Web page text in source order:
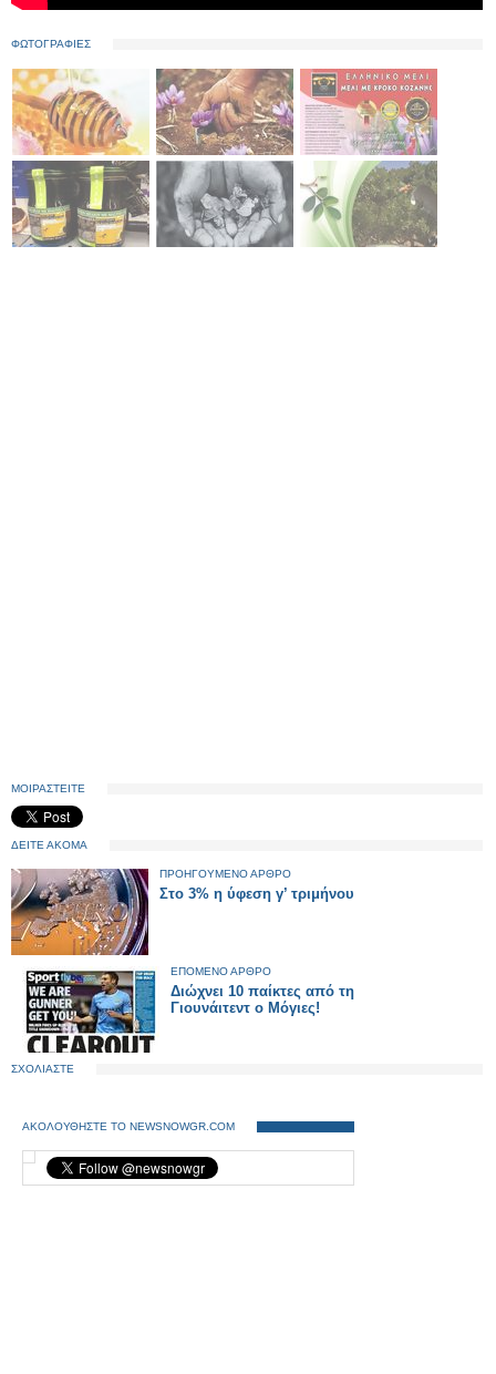
ΦΩΤΟΓΡΑΦΙΕΣ
ΜΟΙΡΑΣΤΕΙΤΕ
ΔΕΙΤΕ ΑΚΟΜΑ
ΠΡΟΗΓΟΥΜΕΝΟ ΑΡΘΡΟ
Στο 3% η ύφεση γ’ τριμήνου
ΕΠΟΜΕΝΟ ΑΡΘΡΟ
Διώχνει 10 παίκτες από τη
Γιουνάιτεντ ο Μόγιες!
ΣΧΟΛΙΑΣΤΕ
ΑΚΟΛΟΥΘΗΣΤΕ ΤΟ NEWSNOWGR.COM